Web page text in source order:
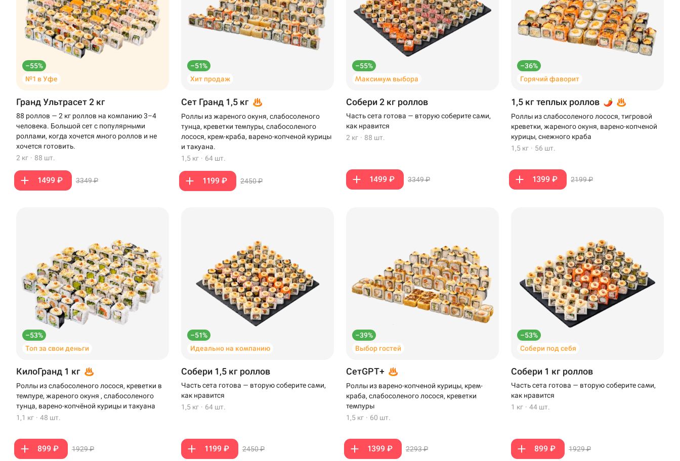
–55%
№1 в Уфе
Гранд Ультрасет 2 кг
88 роллов — 2 кг роллов на компанию 3–4
человека. Большой сет с популярными
роллами, когда хочется много роллов и не
хочется готовить.
2 кг · 88 шт.
1499 ₽ 3349 ₽
–51%
Хит продаж
Сет Гранд 1,5 кг
Роллы из жареного окуня, слабосоленого
тунца, креветки темпуры, слабосоленого
лосося, крем-краба, варено-копченой курицы
и такуана.
1,5 кг · 64 шт.
1199 ₽ 2450 ₽
–55%
Максимум выбора
Собери 2 кг роллов
Часть сета готова — вторую соберите сами,
как нравится
2 кг · 88 шт.
1499 ₽ 3349 ₽
–36%
Горячий фаворит
1,5 кг теплых роллов
Роллы из слабосоленого лосося, тигровой
креветки, жареного окуня, варено-копченой
курицы, снежного краба
1,5 кг · 56 шт.
1399 ₽ 2199 ₽
–53%
Топ за свои деньги
КилоГранд 1 кг
Роллы из слабосоленого лосося, креветки в
темпуре, жареного окуня , слабосоленого
тунца, варено-копчёной курицы и такуана
1,1 кг · 48 шт.
899 ₽ 1929 ₽
–51%
Идеально на компанию
Собери 1,5 кг роллов
Часть сета готова — вторую соберите сами,
как нравится
1,5 кг · 64 шт.
1199 ₽ 2450 ₽
–39%
Выбор гостей
СетGPT+
Роллы из варено-копченой курицы, крем-
краба, слабосоленого лосося, креветки
темпуры
1,5 кг · 60 шт.
1399 ₽ 2293 ₽
–53%
Собери под себя
Собери 1 кг роллов
Часть сета готова — вторую соберите сами,
как нравится
1 кг · 44 шт.
899 ₽ 1929 ₽